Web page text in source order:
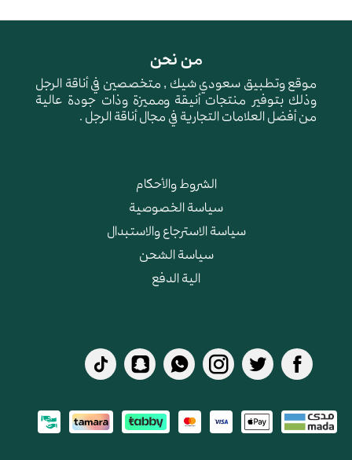
من نحن
موقع وتطبيق سعودي شيك , متخصصين في أناقة الرجل
وذلك بتوفير منتجات أنيقة ومميزة وذات جودة عالية
من أفضل العلامات التجارية في مجال أناقة الرجل .
الشروط والأحكام
سياسة الخصوصية
سياسة الاسترجاع والاستبدال
سياسة الشحن
الية الدفع